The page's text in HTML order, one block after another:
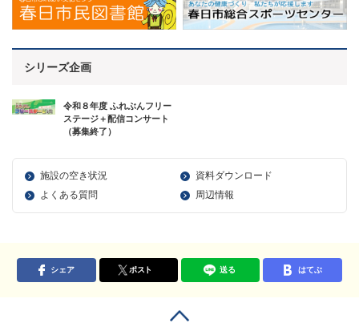
シリーズ企画
令和８年度 ふれぶんフリー
ステージ＋配信コンサート
（募集終了）
施設の空き状況
資料ダウンロード
よくある質問
周辺情報
シェア ポスト 送る はてぶ